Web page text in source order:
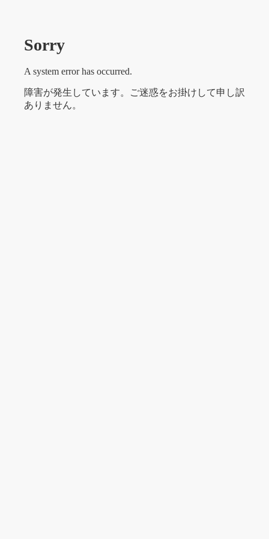
Sorry
A system error has occurred.
障害が発生しています。ご迷惑をお掛けして申し訳
ありません。